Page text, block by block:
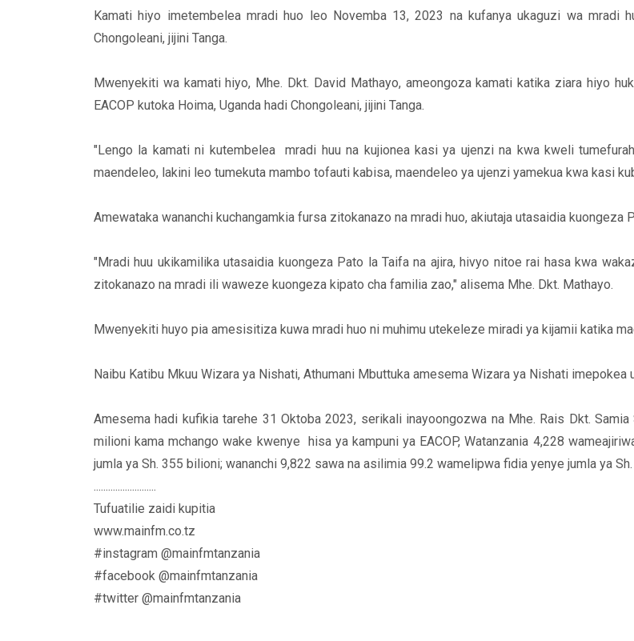
Kamati hiyo imetembelea mradi huo leo Novemba 13, 2023 na kufanya ukaguzi wa mradi
Chongoleani, jijini Tanga.
Mwenyekiti wa kamati hiyo, Mhe. Dkt. David Mathayo, ameongoza kamati katika ziara hiyo
EACOP kutoka Hoima, Uganda hadi Chongoleani, jijini Tanga.
"Lengo la kamati ni kutembelea mradi huu na kujionea kasi ya ujenzi na kwa kweli
maendeleo, lakini leo tumekuta mambo tofauti kabisa, maendeleo ya ujenzi yamekua kwa kasi
Amewataka wananchi kuchangamkia fursa zitokanazo na mradi huo, akiutaja utasaidia
"Mradi huu ukikamilika utasaidia kuongeza Pato la Taifa na ajira, hivyo nitoe rai hasa kwa
zitokanazo na mradi ili waweze kuongeza kipato cha familia zao," alisema Mhe. Dkt. Mathayo.
Mwenyekiti huyo pia amesisitiza kuwa mradi huo ni muhimu utekeleze miradi ya kijamii katika
Naibu Katibu Mkuu Wizara ya Nishati, Athumani Mbuttuka amesema Wizara ya Nishati
Amesema hadi kufikia tarehe 31 Oktoba 2023, serikali inayoongozwa na Mhe. Rais Dkt.
milioni kama mchango wake kwenye hisa ya kampuni ya EACOP, Watanzania 4,228
jumla ya Sh. 355 bilioni; wananchi 9,822 sawa na asilimia 99.2 wamelipwa fidia yenye jumla ya
..........................
Tufuatilie zaidi kupitia
www.mainfm.co.tz
#instagram @mainfmtanzania
#facebook @mainfmtanzania
#twitter @mainfmtanzania